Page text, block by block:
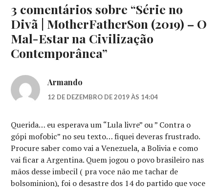
BREXIT,
CIARÁN
HINDS,
ELENA
ANAYA,
MCCRORY
MOTHERFATHERSON
RICHARD
SÉRIES
DE
TV,
TOM
ROB
SMITH
3 comentários sobre “Série no
Divã | MotherFatherSon (2019) – O
Mal-Estar na Civilização
Contemporânea”
Armando
12 DE DEZEMBRO DE 2019 ÀS 14:04
Querida… eu esperava um “Lula livre” ou ” Contra o
gópi mofobic” no seu texto… fiquei deveras frustrado.
Procure saber como vai a Venezuela, a Bolivia e como
vai ficar a Argentina. Quem jogou o povo brasileiro nas
mãos desse imbecil ( pra voce não me tachar de
bolsominion), foi o desastre dos 14 do partido que voce